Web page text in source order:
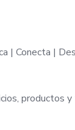
productos